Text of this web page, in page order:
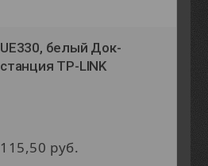
UE330, белый Док-
станция TP-LINK
115,50 руб.